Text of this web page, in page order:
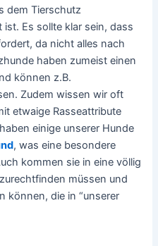
dem Tierschutz
Es sollte klar sein, dass
da nicht alles nach
haben zumeist einen
können z.B.
Zudem wissen wir oft
etwaige Rasseattribute
einige unserer Hunde
, was eine besondere
kommen sie in eine völlig
müssen und
können, die in “unserer